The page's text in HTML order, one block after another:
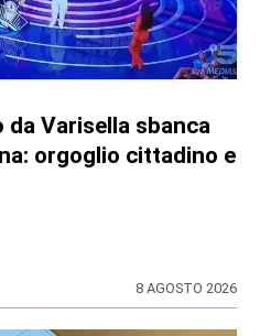
Varisella sbanca
orgoglio cittadino e
8 AGOSTO 2026